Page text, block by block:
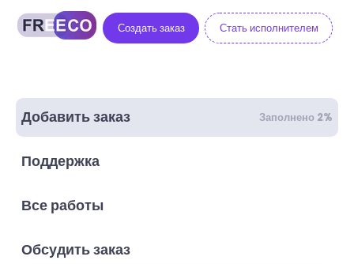
Создать заказ Стать исполнителем
Добавить заказ Заполнено 2%
Поддержка
Все работы
Обсудить заказ